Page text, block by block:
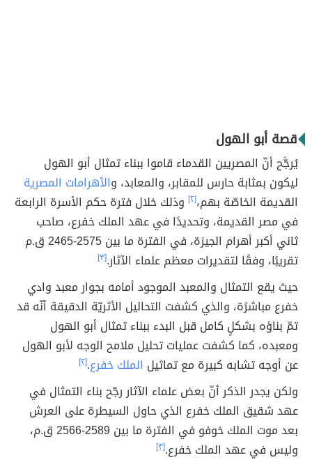
قصة أبو الهول
يُرجَّح أنّ المصريين القدماء قاموا ببناء تمثال أبو الهول
ليكون بمثابة حارس للمقابر، والمعابد، والأهرامات المصرية
القديمة الخاصّة بهم،[٢]
وذلك خلال فترة حكم الأسرة الرابعة
في مصر القديمة، وتحديدًا في عهد الملك خفرع، صاحب
ثاني أكبر أهرام الجيزة، في الفترة ما بين 2575-2465 ق.م
تقريبًا، وفقًا لتقديرات معظم علماء الآثار.[٣]
حيث يقع التمثال والمعبد الموجود أمامه بجوار معبد وادي
خفرع مباشرًة، والذي كشفت التحاليل الأثريّة الدقيقة أنّه قد
تمّ بناؤه بشكلٍ كامل قبل البدء ببناء تمثال أبو الهول
ومعبده، كما كشفت عمليات تحليل ملامح الوجه لأبو الهول
عن أوجه تشابه كبيرة مع تماثيل الملك خفرع.[٢]
ولكن يجدر الذكر أنّ بعض علماء الآثار رجّح بناء التمثال في
عهد شقيق الملك خفرع الذي حاول السيطرة على العرش
بعد موت الملك خوفو في الفترة ما بين
2589-2566 ق.م،
وليس في عهد الملك خفرع.[٣]